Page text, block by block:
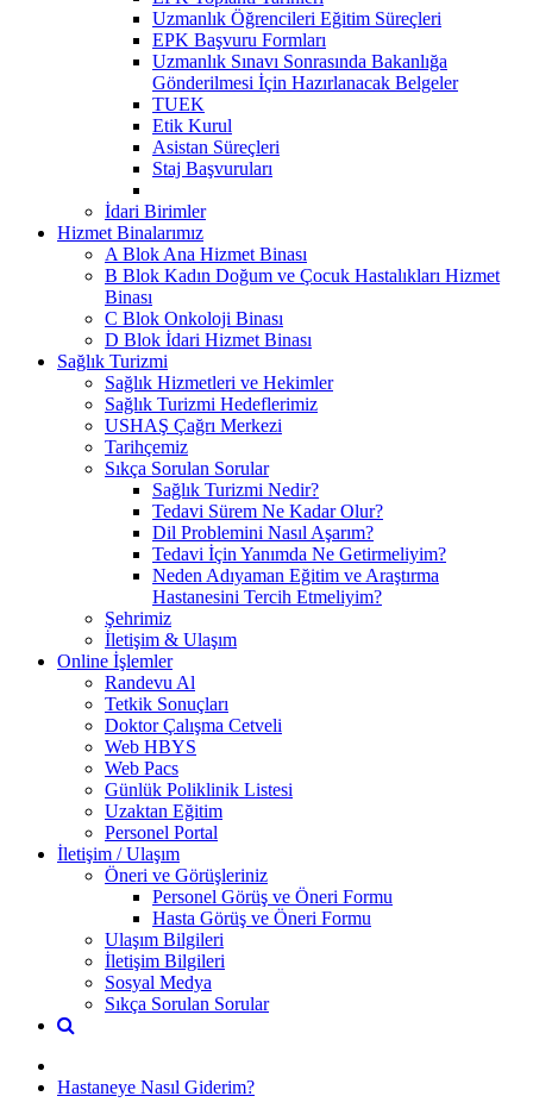
Uzmanlık Öğrencileri Eğitim Süreçleri
EPK Başvuru Formları
Uzmanlık Sınavı Sonrasında Bakanlığa
Gönderilmesi İçin Hazırlanacak Belgeler
TUEK
Etik Kurul
Asistan Süreçleri
Staj Başvuruları
İdari Birimler
Hizmet Binalarımız
A Blok Ana Hizmet Binası
B Blok Kadın Doğum ve Çocuk Hastalıkları Hizmet
Binası
C Blok Onkoloji Binası
D Blok İdari Hizmet Binası
Sağlık Turizmi
Sağlık Hizmetleri ve Hekimler
Sağlık Turizmi Hedeflerimiz
USHAŞ Çağrı Merkezi
Tarihçemiz
Sıkça Sorulan Sorular
Sağlık Turizmi Nedir?
Tedavi Sürem Ne Kadar Olur?
Dil Problemini Nasıl Aşarım?
Tedavi İçin Yanımda Ne Getirmeliyim?
Neden Adıyaman Eğitim ve Araştırma
Hastanesini Tercih Etmeliyim?
Şehrimiz
İletişim & Ulaşım
Online İşlemler
Randevu Al
Tetkik Sonuçları
Doktor Çalışma Cetveli
Web HBYS
Web Pacs
Günlük Poliklinik Listesi
Uzaktan Eğitim
Personel Portal
İletişim / Ulaşım
Öneri ve Görüşleriniz
Personel Görüş ve Öneri Formu
Hasta Görüş ve Öneri Formu
Ulaşım Bilgileri
İletişim Bilgileri
Sosyal Medya
Sıkça Sorulan Sorular
Hastaneye Nasıl Giderim?